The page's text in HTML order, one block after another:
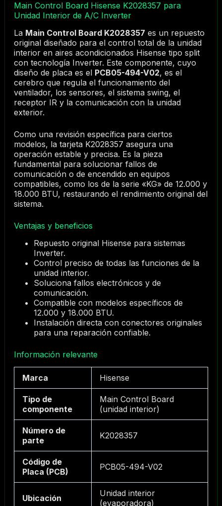
Main Control Board Hisense K2028357 para
Unidad Interior de A/C Inverter
La Main Control Board K2028357 es un repuesto
original diseñado para el control total de la unidad
interior en aires acondicionados Hisense tipo split
con tecnología Inverter. Este componente, cuyo
diseño de placa es el PCB05-494-V02, es el
cerebro que regula el funcionamiento del
ventilador, los sensores, el sistema swing, el
receptor IR y la comunicación con la unidad
exterior.
Como una revisión específica para ciertos
modelos, la tarjeta K2028357 asegura una
operación estable y precisa. Es la pieza
fundamental para solucionar fallos de
comunicación o de encendido en equipos
compatibles, como los de la serie «KG» de 12.000 y
18.000 BTU, restaurando el rendimiento original del
sistema.
Ventajas y beneficios
Repuesto original Hisense para sistemas
Inverter.
Control preciso de todas las funciones de la
unidad interior.
Soluciona fallos electrónicos y de
comunicación.
Compatible con modelos específicos de
12.000 y 18.000 BTU.
Instalación directa con conectores originales
para una reparación confiable.
Información relevante
Marca Hisense
Tipo de
componente
Main Control Board
(unidad interior)
Número de
parte
K2028357
Código de
Placa (PCB)
PCB05-494-V02
Ubicación
Unidad interior
(evaporadora)